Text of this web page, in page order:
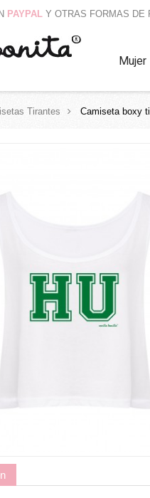
PAYPAL Y OTRAS FORMAS DE
Mujer
Tirantes > Camiseta boxy